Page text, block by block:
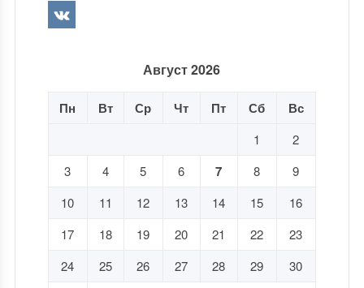
Август 2026
Пн Вт Ср Чт Пт Сб Вс
1
2
3
4 5 6 7 8
9
10
11 12 13 14 15
16
17
18 19 20 21 22
23
24
25 26 27 28 29
30